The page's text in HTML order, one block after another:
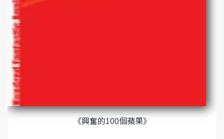
《興奮的100個蘋果》